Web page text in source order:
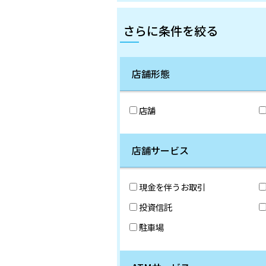
さらに条件を絞る
店舗形態
店舗
店舗サービス
現金を伴うお取引
投資信託
駐車場